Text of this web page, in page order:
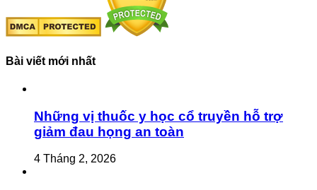
Bài viết mới nhất
Những vị thuốc y học cổ truyền hỗ trợ
giảm đau họng an toàn
4 Tháng 2, 2026